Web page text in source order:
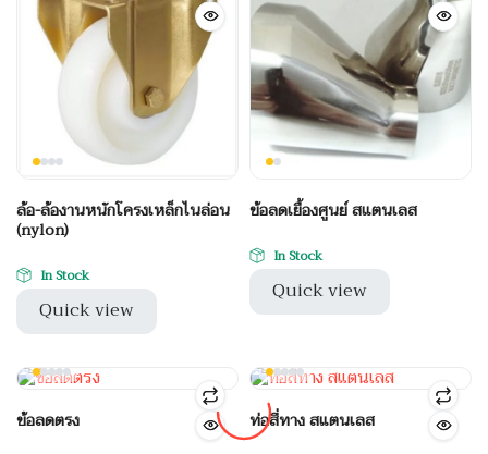
ล้อ-ล้องานหนักโครงเหล็กไนล่อน
(nylon)
In Stock
Quick view
ข้อลดเยื้องศูนย์ สแตนเลส
In Stock
Quick view
ข้อลดตรง ท่อสี่ทาง สแตนเลส